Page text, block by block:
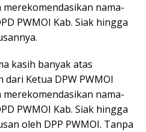
nama-
PWMOI Kab. Siak hingga
kasih banyak atas
Ketua DPW PWMOI
nama-
PWMOI Kab. Siak hingga
oleh DPP PWMOI. Tanpa